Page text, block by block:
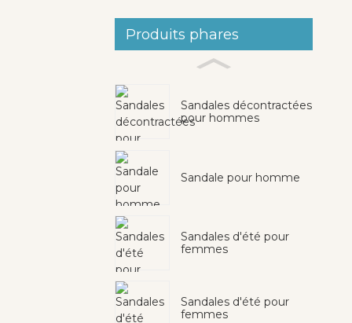
Produits phares
Sandales décontractées
pour hommes
Sandale pour homme
Sandales d'été pour
femmes
Sandales d'été pour
femmes